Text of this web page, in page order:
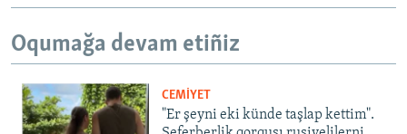
Oqumağa devam etiñiz
CEMİYET
"Er şeyni eki künde taşlap kettim".